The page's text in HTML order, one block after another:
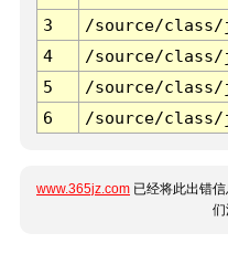
3 /source/class/
4
/source/class/
5
/source/class/
6
/source/class/
www.365jz.com 已经将此出错
们